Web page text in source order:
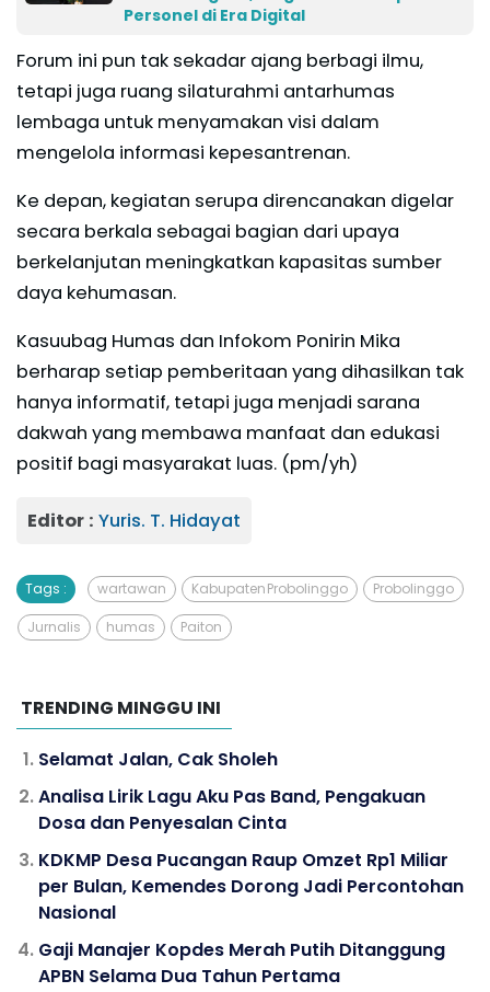
Personel di Era Digital
Forum ini pun tak sekadar ajang berbagi ilmu,
tetapi juga ruang silaturahmi antarhumas
lembaga untuk menyamakan visi dalam
mengelola informasi kepesantrenan.
Ke depan, kegiatan serupa direncanakan digelar
secara berkala sebagai bagian dari upaya
berkelanjutan meningkatkan kapasitas sumber
daya kehumasan.
Kasuubag Humas dan Infokom Ponirin Mika
berharap setiap pemberitaan yang dihasilkan tak
hanya informatif, tetapi juga menjadi sarana
dakwah yang membawa manfaat dan edukasi
positif bagi masyarakat luas. (pm/yh)
Editor : Yuris. T. Hidayat
Tags : wartawan Kabupaten Probolinggo Probolinggo
Jurnalis humas Paiton
TRENDING MINGGU INI
Selamat Jalan, Cak Sholeh
Analisa Lirik Lagu Aku Pas Band, Pengakuan
Dosa dan Penyesalan Cinta
KDKMP Desa Pucangan Raup Omzet Rp1 Miliar
per Bulan, Kemendes Dorong Jadi Percontohan
Nasional
Gaji Manajer Kopdes Merah Putih Ditanggung
APBN Selama Dua Tahun Pertama